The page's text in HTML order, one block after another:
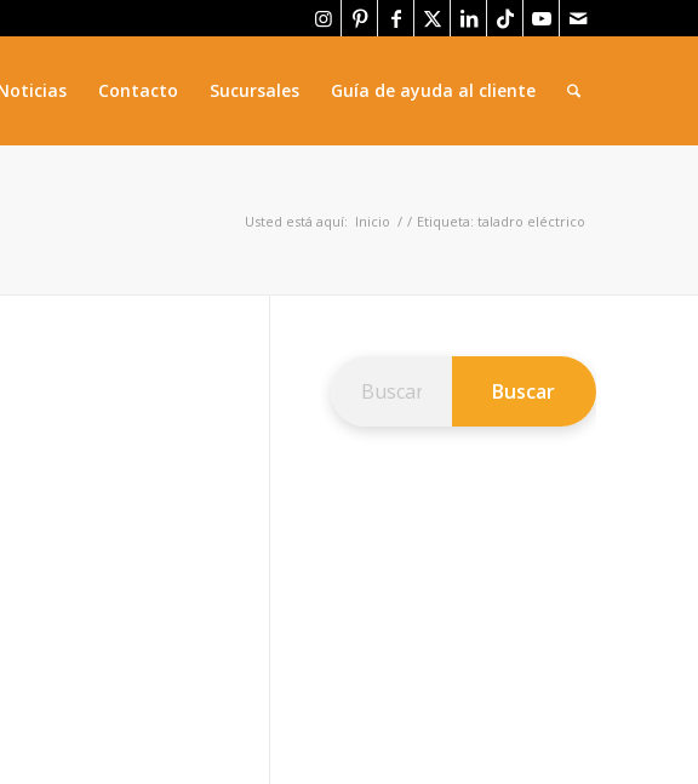
Contacto Sucursales Guía de ayuda al cliente
Usted está aquí: Inicio / / Etiqueta: taladro eléctrico